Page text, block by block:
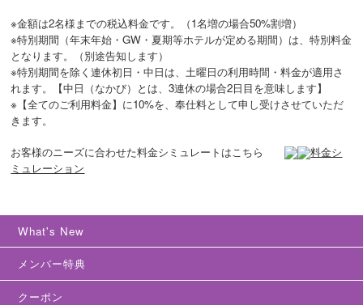
※金額は2名様までの税込料金です。（1名増の場合50%割増）
※特別期間（年末年始・GW・夏期等ホテルが定める期間）は、特別料金
となります。（別途告知します）
※特別期間を除く連休初日・中日は、土曜日の利用時間・料金が適用さ
れます。【中日（なかび）とは、3連休の場合2日目を意味します】
※【全てのご利用料金】に10%を、奉仕料として申し受けさせていただ
きます。
お客様のニーズに合わせた料金シミュレートはこちら
料金シ
ミュレーション
What's New
メンバー特典
クーポン